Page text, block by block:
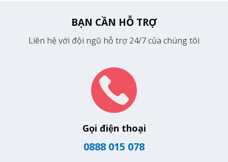
BẠN CẦN HỖ TRỢ
Liên hệ với đội ngũ hỗ trợ 24/7 của chúng tôi
Gọi điện thoại
0888 015 078